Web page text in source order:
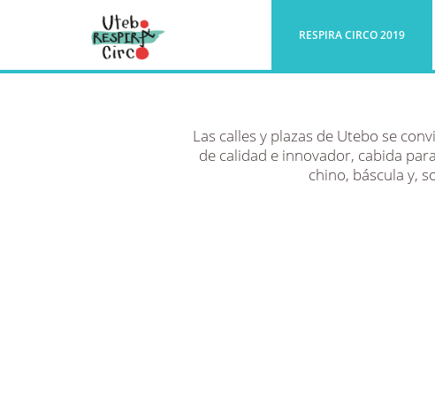
RESPIRA CIRCO 2019
Las calles y plazas de Utebo se
de calidad e innovador, cabida
chino, báscula y,